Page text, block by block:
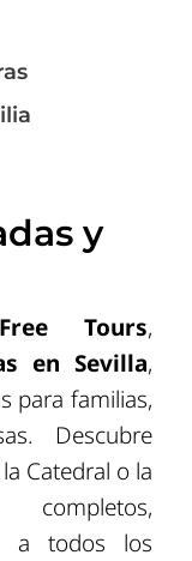
y
Free Tours,
en Sevilla,
para familias,
Descubre
Catedral o la
a todos los